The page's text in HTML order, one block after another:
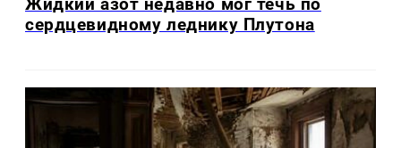
Жидкий азот недавно мог течь по
сердцевидному леднику Плутона